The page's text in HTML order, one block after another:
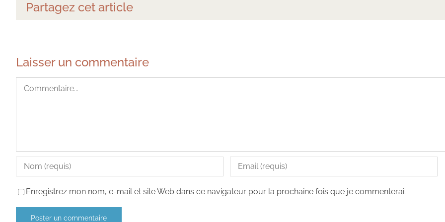
Partagez cet article
Laisser un commentaire
Enregistrez mon nom, e-mail et site Web dans ce navigateur pour la prochaine fois que je commenterai.